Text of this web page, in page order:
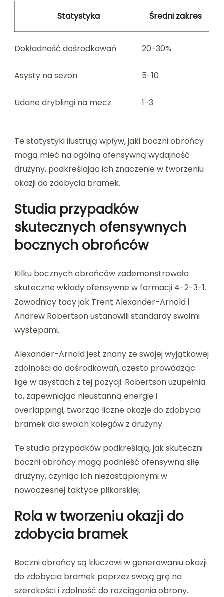
Statystyka Średni zakres
Dokładność dośrodkowań 20-30%
Asysty na sezon 5-10
Udane dryblingi na mecz 1-3
Te statystyki ilustrują wpływ, jaki boczni obrońcy
mogą mieć na ogólną ofensywną wydajność
drużyny, podkreślając ich znaczenie w tworzeniu
okazji do zdobycia bramek.
Studia przypadków
skutecznych ofensywnych
bocznych obrońców
Kilku bocznych obrońców zademonstrowało
skuteczne wkłady ofensywne w formacji 4-2-3-1.
Zawodnicy tacy jak Trent Alexander-Arnold i
Andrew Robertson ustanowili standardy swoimi
występami.
Alexander-Arnold jest znany ze swojej wyjątkowej
zdolności do dośrodkowań, często prowadząc
ligę w asystach z tej pozycji. Robertson uzupełnia
to, zapewniając nieustanną energię i
overlappingi, tworząc liczne okazje do zdobycia
bramek dla swoich kolegów z drużyny.
Te studia przypadków podkreślają, jak skuteczni
boczni obrońcy mogą podnieść ofensywną siłę
drużyny, czyniąc ich niezastąpionymi w
nowoczesnej taktyce piłkarskiej.
Rola w tworzeniu okazji do
zdobycia bramek
Boczni obrońcy są kluczowi w generowaniu okazji
do zdobycia bramek poprzez swoją grę na
szerokości i zdolność do rozciągania obrony.